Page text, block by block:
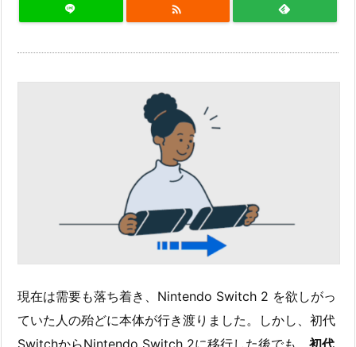

現在は需要も落ち着き、Nintendo Switch 2 を欲しがっ
ていた人の殆どに本体が行き渡りました。しかし、初代